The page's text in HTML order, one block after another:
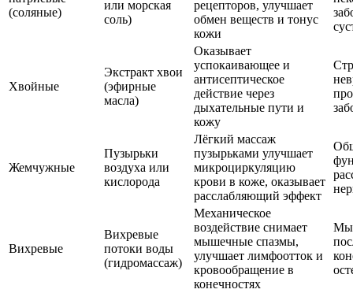
(соляные)
или морская
соль)
рецепторов, улучшает
обмен веществ и тонус
кожи
Хвойные
Экстракт хвои
(эфирные
масла)
Оказывает
успокаивающее и
антисептическое
действие через
дыхательные пути и
кожу
Жемчужные
Пузырьки
воздуха или
кислорода
Лёгкий массаж
пузырьками улучшает
микроциркуляцию
крови в коже, оказывает
расслабляющий эффект
Вихревые
Вихревые
потоки воды
(гидромассаж)
Механическое
воздействие снимает
мышечные спазмы,
улучшает лимфоотток и
кровообращение в
конечностях